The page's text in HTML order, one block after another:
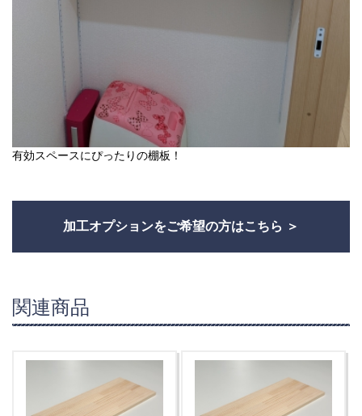
有効スペースにぴったりの棚板！
加工オプションをご希望の方はこちら
関連商品